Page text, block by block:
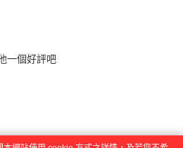
一個好評吧